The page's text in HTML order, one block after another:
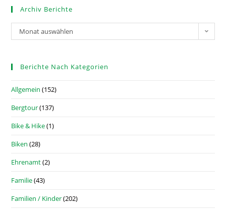
Archiv Berichte
Monat auswählen
Berichte Nach Kategorien
Allgemein (152)
Bergtour(137)
Bike & Hike(1)
Biken (28)
Ehrenamt(2)
Familie(43)
Familien / Kinder(202)